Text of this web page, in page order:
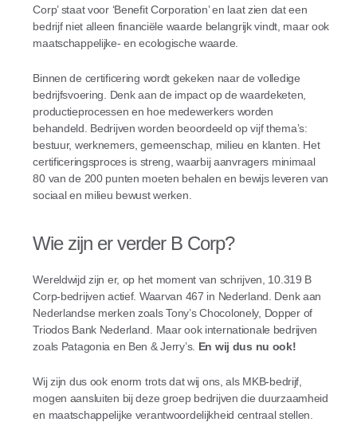
Corp’ staat voor ‘Benefit Corporation’ en laat zien dat een
bedrijf niet alleen financiële waarde belangrijk vindt, maar ook
maatschappelijke- en ecologische waarde.
Binnen de certificering wordt gekeken naar de volledige
bedrijfsvoering. Denk aan de impact op de waardeketen,
productieprocessen en hoe medewerkers worden
behandeld. Bedrijven worden beoordeeld op vijf thema’s:
bestuur, werknemers, gemeenschap, milieu en klanten. Het
certificeringsproces is streng, waarbij aanvragers minimaal
80 van de 200 punten moeten behalen en bewijs leveren van
sociaal en milieu bewust werken.
Wie zijn er verder B Corp?
Wereldwijd zijn er, op het moment van schrijven, 10.319 B
Corp-bedrijven actief. Waarvan 467 in Nederland. Denk aan
Nederlandse merken zoals Tony’s Chocolonely, Dopper of
Triodos Bank Nederland. Maar ook internationale bedrijven
zoals Patagonia en Ben & Jerry’s. En wij dus nu ook!
Wij zijn dus ook enorm trots dat wij ons, als MKB-bedrijf,
mogen aansluiten bij deze groep bedrijven die duurzaamheid
en maatschappelijke verantwoordelijkheid centraal stellen.